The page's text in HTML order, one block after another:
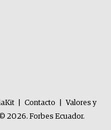
Contacto
Valores y
2026. Forbes Ecuador.